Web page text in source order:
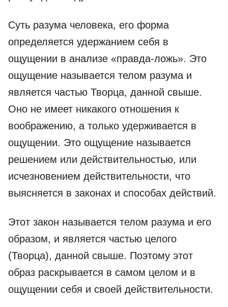
Суть разума человека, его форма
определяется удержанием себя в
ощущении в анализе «правда-ложь». Это
ощущение называется телом разума и
является частью Творца, данной свыше.
Оно не имеет никакого отношения к
воображению, а только удерживается в
ощущении. Это ощущение называется
решением или действительностью, или
исчезновением действительности, что
выясняется в законах и способах действий.
Этот закон называется телом разума и его
образом, и является частью целого
(Творца), данной свыше. Поэтому этот
образ раскрывается в самом целом и в
ощущении себя и своей действительности.